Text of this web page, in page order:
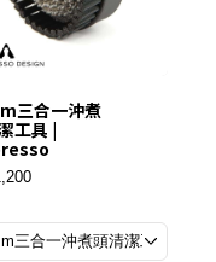
三合一沖煮
工具 |